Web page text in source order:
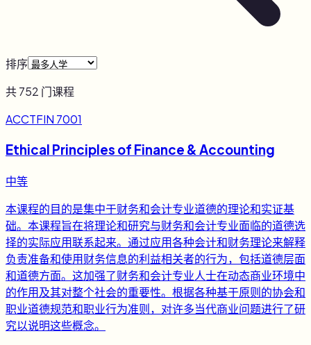
排序
共752 门课程
ACCTFIN 7001
Ethical Principles of Finance & Accounting
中等
本课程的目的是集中于财务和会计专业道德的理论和实证基
础。本课程旨在将理论和研究与财务和会计专业面临的道德选
择的实际应用联系起来。通过应用各种会计和财务理论来解释
负责准备和使用财务信息的利益相关者的行为，包括道德层面
和道德方面。这加强了财务和会计专业人士在动态商业环境中
的作用及其对整个社会的重要性。根据各种基于原则的协会和
职业道德规范和职业行为准则，对许多当代商业问题进行了研
究以说明这些概念。